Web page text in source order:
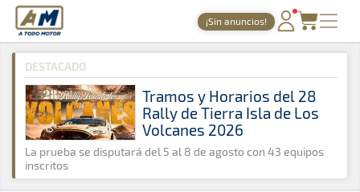
A Todo Motor · Revista del motor desde 1999
¡Sin anuncios!
PORTADA
TIEMPOS ONLINE
NOTICIAS
AGENDA
GALERÍAS
A Todo Motor » Noticias » Mercado
DESTACADO
Tramos y Horarios del 28
Rally de Tierra Isla de Los
Volcanes 2026
La prueba se disputará del 5 al 8 de agosto con 43 equipos
inscritos